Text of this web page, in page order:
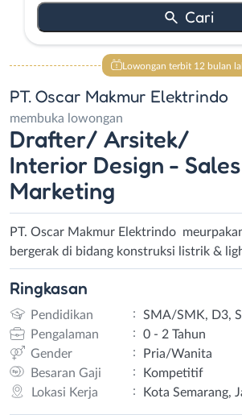
Lowongan terbit 12 bulan
PT. Oscar Makmur Elektrindo
membuka lowongan
Drafter/ Arsitek/
Interior Design - Sales
Marketing
PT. Oscar Makmur Elektrindo
bergerak di bidang konstruksi listrik &
Ringkasan
Pendidikan :
SMA/SMK, D3,
Pengalaman
:
0 - 2 Tahun
Gender
:
Pria/Wanita
Besaran Gaji
:
Kompetitif
Lokasi Kerja
: Kota Semarang,